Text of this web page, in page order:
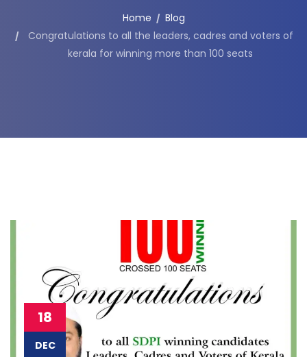
Home
Blog
Congratulations to all the leaders, cadres and voters of
kerala for winning more than 100 seats
18
DEC